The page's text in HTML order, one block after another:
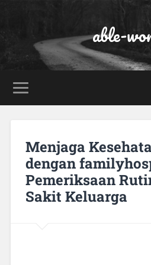
able-
Menjaga
dengan
Pemeriksaan
Sakit Keluarga